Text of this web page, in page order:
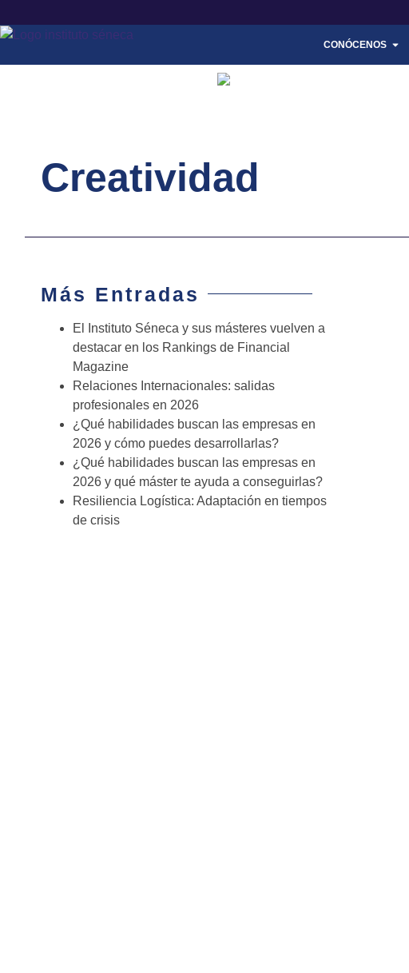
CONÓCENOS
Creatividad
Más Entradas
El Instituto Séneca y sus másteres vuelven a
destacar en los Rankings de Financial
Magazine
Relaciones Internacionales: salidas
profesionales en 2026
¿Qué habilidades buscan las empresas en
2026 y cómo puedes desarrollarlas?
¿Qué habilidades buscan las empresas en
2026 y qué máster te ayuda a conseguirlas?
Resiliencia Logística: Adaptación en tiempos
de crisis